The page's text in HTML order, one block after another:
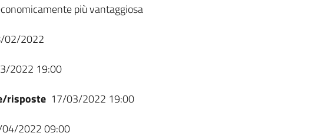
più vantaggiosa
02/2022
2022 19:00
risposte 17/03/2022 19:00
2022 09:00